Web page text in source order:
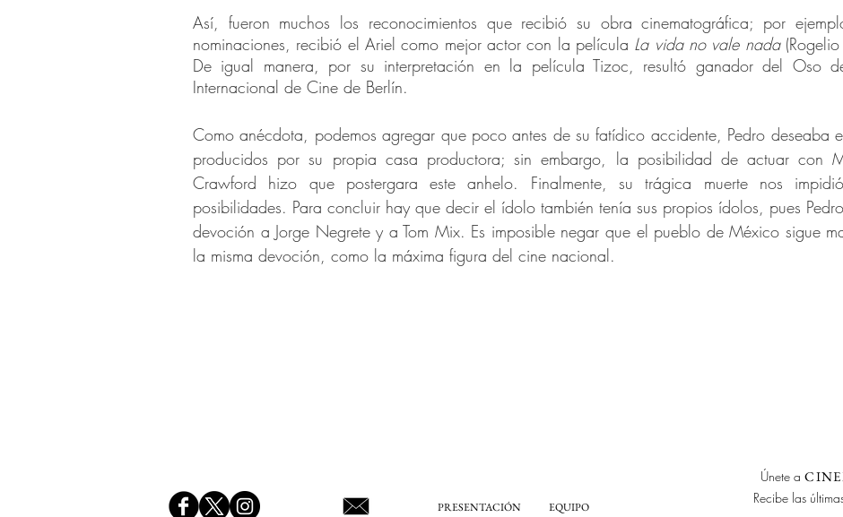
Así, fueron muchos los reconocimientos que recibió su obra cinematográfica; por
nominaciones, recibió el Ariel como mejor actor con la película La vida no vale nada
De igual manera, por su interpretación en la película Tizoc, resultó ganador del Oso
Internacional de Cine de Berlín.
Como anécdota, podemos agregar que poco antes de su fatídico accidente, Pedro deseaba
producidos por su propia casa productora; sin embargo, la posibilidad de actuar con
Crawford hizo que postergara este anhelo. Finalmente, su trágica muerte nos
posibilidades. Para concluir hay que decir el ídolo también tenía sus propios ídolos, pues
devoción a Jorge Negrete y a Tom Mix. Es imposible negar que el pueblo de México sigue
la misma devoción, como la máxima figura del cine nacional.
PRESENTACIÓN EQUIPO
Únete a
Recibe las